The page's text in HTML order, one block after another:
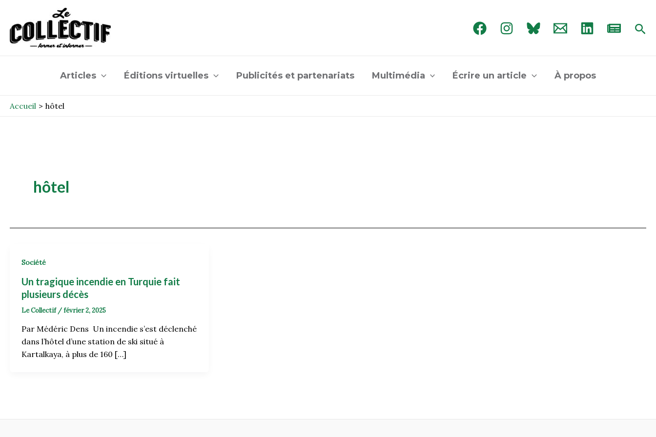
contenu
Articles Éditions virtuelles Publicités et partenariats Multimédia Écrire un article À propos
Accueil hôtel
hôtel
Société
Un tragique incendie en Turquie fait
plusieurs décès
Le Collectif /février 2, 2025
Par Médéric Dens Un incendie s’est déclenché
dans l’hôtel d’une station de ski situé à
Kartalkaya, à plus de 160 […]